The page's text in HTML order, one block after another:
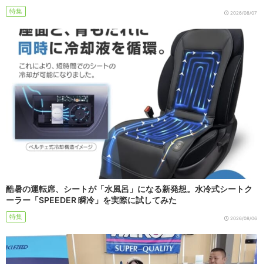
特集 2026/08/07
酷暑の運転席、シートが「水風呂」になる新発想。水冷式シートク
ーラー「SPEEDER 瞬冷」を実際に試してみた
特集 2026/08/06